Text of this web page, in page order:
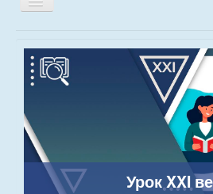
выключить
Урок XXI